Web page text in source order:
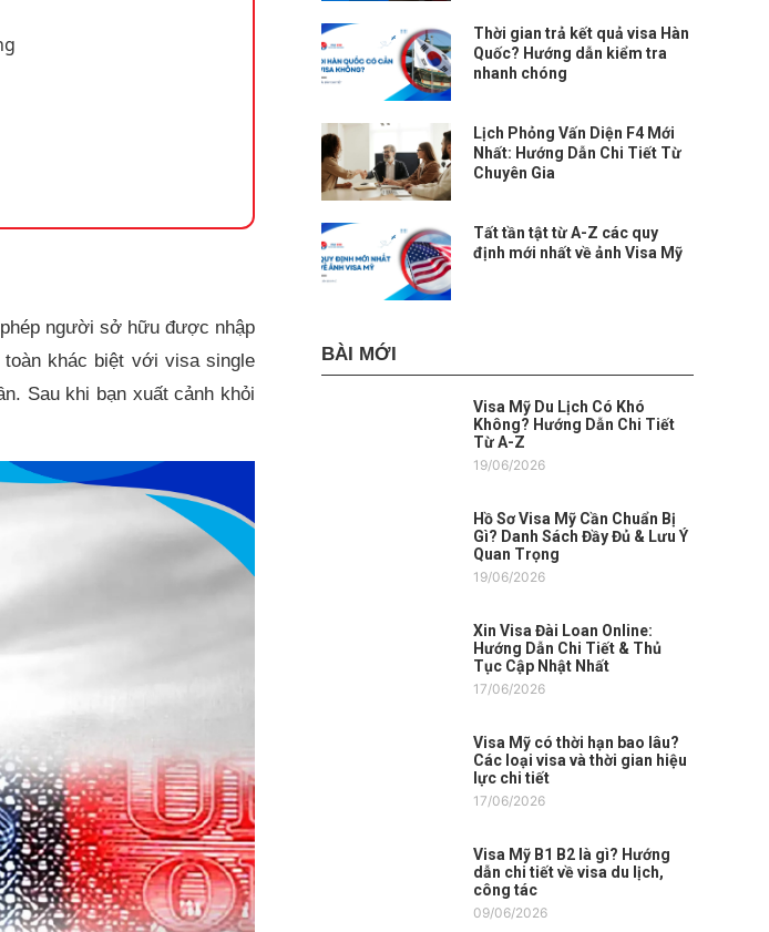
người sở hữu được nhập
khác biệt với visa single
Sau khi bạn xuất cảnh khỏi
Thời gian trả kết quả visa Hàn
Quốc? Hướng dẫn kiểm tra
nhanh chóng
Lịch Phỏng Vấn Diện F4 Mới
Nhất: Hướng Dẫn Chi Tiết Từ
Chuyên Gia
Tất tần tật từ A-Z các quy
định mới nhất về ảnh Visa Mỹ
BÀI MỚI
Visa Mỹ Du Lịch Có Khó
Không? Hướng Dẫn Chi Tiết
Từ A-Z
19/06/2026
Hồ Sơ Visa Mỹ Cần Chuẩn Bị
Gì? Danh Sách Đầy Đủ & Lưu Ý
Quan Trọng
19/06/2026
Xin Visa Đài Loan Online:
Hướng Dẫn Chi Tiết & Thủ
Tục Cập Nhật Nhất
17/06/2026
Visa Mỹ có thời hạn bao lâu?
Các loại visa và thời gian hiệu
lực chi tiết
17/06/2026
Visa Mỹ B1 B2 là gì? Hướng
dẫn chi tiết về visa du lịch,
công tác
09/06/2026